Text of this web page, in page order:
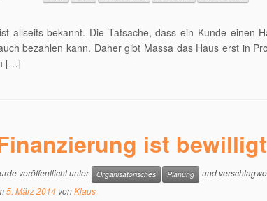
allseits bekannt. Die Tatsache, dass ein Kunde einen
bezahlen kann. Daher gibt Massa das Haus erst in
[…]
ist bewilligt
veröffentlicht unter Organisatorisches Planung und
5. März 2014 vonKlaus